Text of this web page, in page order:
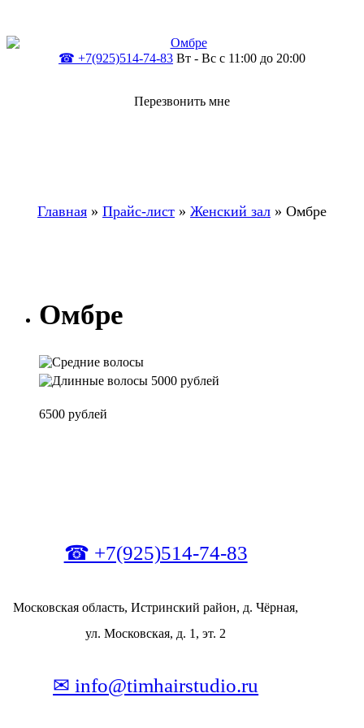
☎ +7(925)514-74-83 Вт - Вс c 11:00 до 20:00
Перезвонить мне
Главная» Прайс-лист» Женский зал» Омбре
Омбре
5000 рублей
6500 рублей
☎ +7(925)514-74-83
Московская область, Истринский район, д. Чёрная,
ул. Московская, д. 1, эт. 2
✉ info@timhairstudio.ru